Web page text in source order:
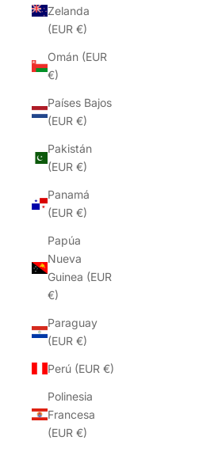
Zelanda
(EUR €)
Omán (EUR
€)
Países Bajos
(EUR €)
Pakistán
(EUR €)
Panamá
(EUR €)
Papúa
Nueva
Guinea (EUR
€)
Paraguay
(EUR €)
Perú (EUR €)
Polinesia
Francesa
(EUR €)